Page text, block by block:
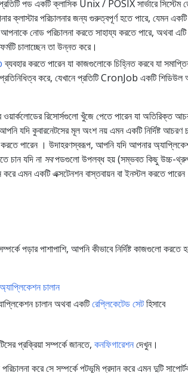
পড একটি ক্লাসিক Unix / POSIX সার্ভারে সিস্টেম
ক্লাস্টার পরিচালনার জন্য গুরুত্বপূর্ণ হতে পারে, যেমন
নোড পরিচালনা করতে সাহায্য করতে পারে, অথবা
চালাচ্ছেন তা উন্নত করে।
ব্যবহার করতে পারেন যা কাজগুলোকে চিহ্নিত করবে যা
করে, যেখানে প্রতিটি CronJob একটি শিডিউল
রিসোর্সগুলো খুঁজে পেতে পারেন যা অতিরিক্ত
যদি কুবারনেটসের মূল অংশ নয় এমন একটি নির্দিষ্ট আচরণ
পারেন । উদাহরণস্বরূপ, আপনি যদি আপনার
চান যদি না সবপডগুলো উপলব্ধ হয় (সম্ভবত কিছু উচ্চ-
এমন একটি এক্সটেনশন বাস্তবায়ন বা ইনস্টল করতে
পড়ার পাশাপাশি, আপনি কীভাবে নির্দিষ্ট কাজগুলো করতে
চালান
চালান অথবা একটিরেপ্লিকেটেড সেটহিসাবে
প্রক্রিয়া সম্পর্কে জানতে, কনফিগারেশনদেখুন।
করে সে সম্পর্কে পটভূমি প্রদান করে এমন দুটি